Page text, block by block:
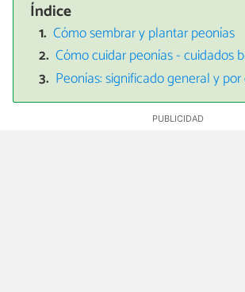
Índice
Cómo sembrar y plantar peonías
Cómo cuidar peonías - cuidados
Peonías: significado general y